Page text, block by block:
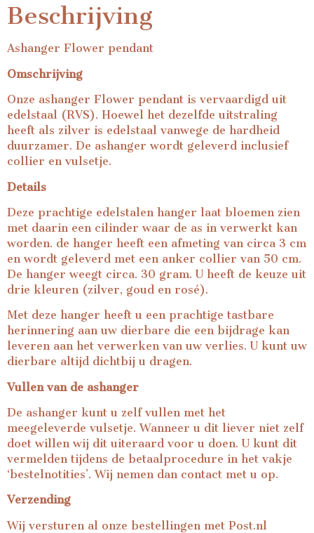
Beschrijving
Ashanger Flower pendant
Omschrijving
Onze ashanger Flower pendant is vervaardigd uit
edelstaal (RVS). Hoewel het dezelfde uitstraling
heeft als zilver is edelstaal vanwege de hardheid
duurzamer. De ashanger wordt geleverd inclusief
collier en vulsetje.
Details
Deze prachtige edelstalen hanger laat bloemen zien
met daarin een cilinder waar de as in verwerkt kan
worden. de hanger heeft een afmeting van circa 3 cm
en wordt geleverd met een anker collier van 50 cm.
De hanger weegt circa. 30 gram. U heeft de keuze uit
drie kleuren (zilver, goud en rosé).
Met deze hanger heeft u een prachtige tastbare
herinnering aan uw dierbare die een bijdrage kan
leveren aan het verwerken van uw verlies. U kunt uw
dierbare altijd dichtbij u dragen.
Vullen van de ashanger
De ashanger kunt u zelf vullen met het
meegeleverde vulsetje. Wanneer u dit liever niet zelf
doet willen wij dit uiteraard voor u doen. U kunt dit
vermelden tijdens de betaalprocedure in het vakje
‘bestelnotities’. Wij nemen dan contact met u op.
Verzending
Wij versturen al onze bestellingen met Post.nl